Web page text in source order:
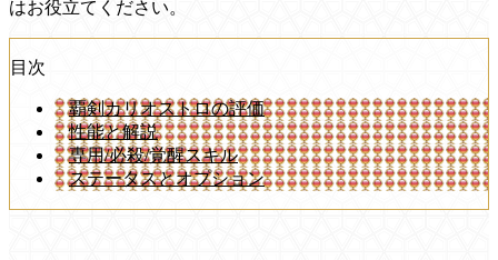
はお役立てください。
目次
覇剣カリオストロの評価
性能と解説
専用/必殺/覚醒スキル
ステータスとオプション